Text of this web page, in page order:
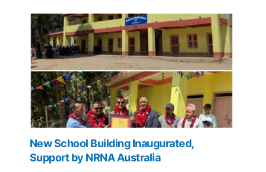
New School Building Inaugurated,
Support by NRNA Australia